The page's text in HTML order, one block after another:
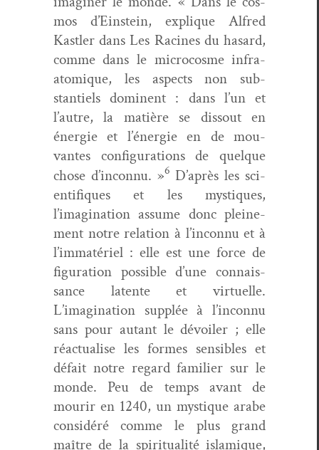
mos d’Einstein, explique Alfred
Kastler dansLes Racines du hasard,
comme dans le micro­cosme infra-
atom­ique, les aspects non sub­
stantiels domi­nent : dans l’un et
l’autre, la matière se dis­sout en
énergie et l’énergie en de mou­
vantes con­fig­u­ra­tions de quelque
chose d’inconnu. »6 D’après les sci­
en­tifiques et les mys­tiques,
l’imagination assume donc pleine­
ment notre rela­tion à l’inconnu et à
l’immatériel : elle est une force de
fig­u­ra­tion pos­si­ble d’une con­nais­
sance latente et virtuelle.
L’imagination sup­plée à l’inconnu
sans pour autant le dévoil­er ; elle
réac­tu­alise les formes sen­si­bles et
défait notre regard fam­i­li­er sur le
monde. Peu de temps avant de
mourir en 1240, un mys­tique arabe
con­sid­éré comme le plus grand
maître de la spir­i­tu­al­ité islamique,